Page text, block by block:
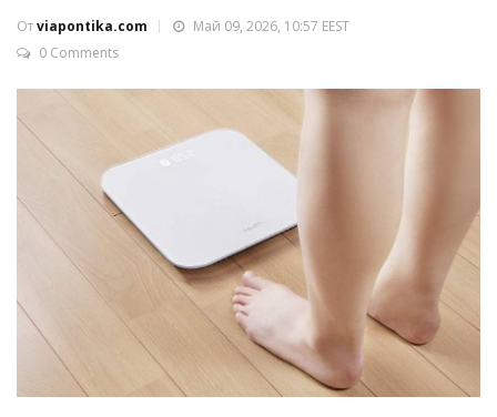
Отviapontika.com
Май 09, 2026, 10:57 EEST
0 Comments